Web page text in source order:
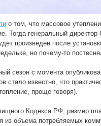
о том, что массовое
Тогда генеральный
произведён после
но почему-то
сезон с момента
стало известно, что
проще говоря).
Кодекса РФ, размер
из объема потребляемых